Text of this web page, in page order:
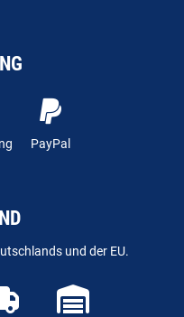
PayPal
und der EU.